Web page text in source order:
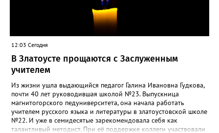
12:03 Сегодня
В Златоусте прощаются с Заслуженным
учителем
Из жизни ушла выдающийся педагог Галина Ивановна Гудкова,
почти 40 лет руководившая школой №23. Выпускница
магнитогорского педуниверситета, она начала работать
учителем русского языка и литературы в златоустовской школе
№22. И уже в семидесятые зарекомендовала себя как
талантливый методист. При её поддержке коллеги участвовали